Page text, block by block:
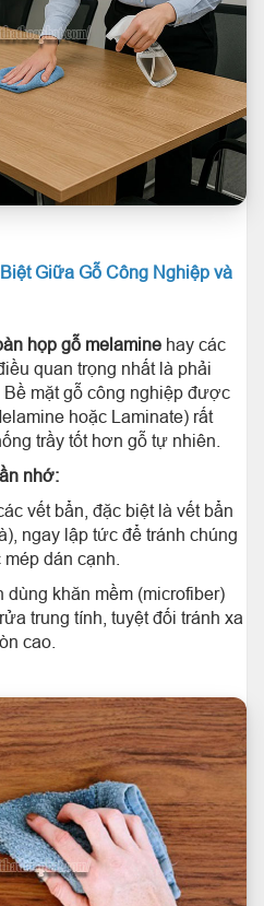
Giữa Gỗ Công Nghiệp và
họp gỗ melamine hay các
quan trọng nhất là phải
mặt gỗ công nghiệp được
hoặc Laminate) rất
trầy tốt hơn gỗ tự nhiên.
nhớ:
vết bẩn, đặc biệt là vết bẩn
ngay lập tức để tránh chúng
dán cạnh.
dùng khăn mềm (microfiber)
trung tính, tuyệt đối tránh xa
cao.